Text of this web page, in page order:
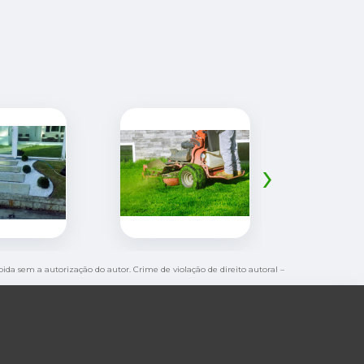
›
sem a autorização do autor. Crime de violação de direito autoral –